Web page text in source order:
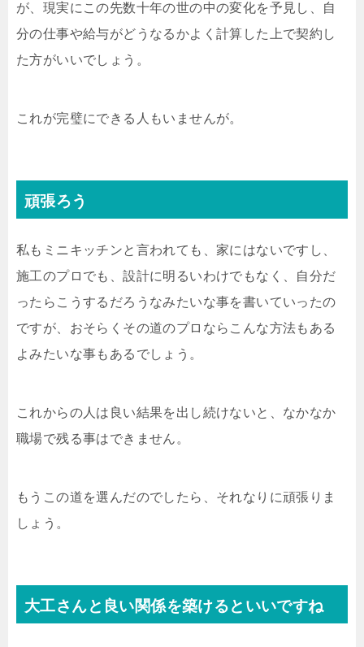
が、現実にこの先数十年の世の中の変化を予見し、自
分の仕事や給与がどうなるかよく計算した上で契約し
た方がいいでしょう。
これが完璧にできる人もいませんが。
頑張ろう
私もミニキッチンと言われても、家にはないですし、
施工のプロでも、設計に明るいわけでもなく、自分だ
ったらこうするだろうなみたいな事を書いていったの
ですが、おそらくその道のプロならこんな方法もある
よみたいな事もあるでしょう。
これからの人は良い結果を出し続けないと、なかなか
職場で残る事はできません。
もうこの道を選んだのでしたら、それなりに頑張りま
しょう。
大工さんと良い関係を築けるといいですね